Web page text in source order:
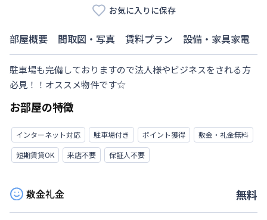
お気に入りに保存
部屋概要 間取図・写真 賃料プラン 設備・家具家電
駐車場も完備しておりますので法人様やビジネスをされる方
必見！！オススメ物件です☆
お部屋の特徴
インターネット対応 駐車場付き ポイント獲得
敷金・礼金無料
短期賃貸OK
来店不要 保証人不要
敷金礼金 無料